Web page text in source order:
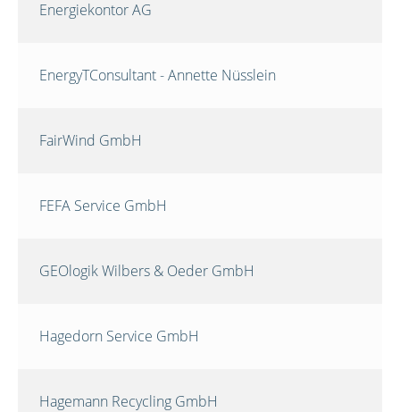
Energiekontor AG
EnergyTConsultant - Annette Nüsslein
FairWind GmbH
FEFA Service GmbH
GEOlogik Wilbers & Oeder GmbH
Hagedorn Service GmbH
Hagemann Recycling GmbH